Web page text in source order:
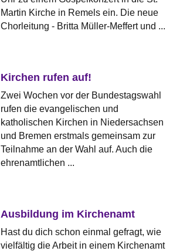
Martin Kirche in Remels ein. Die neue
Chorleitung - Britta Müller-Meffert und ...
Kirchen rufen auf!
Zwei Wochen vor der Bundestagswahl
rufen die evangelischen und
katholischen Kirchen in Niedersachsen
und Bremen erstmals gemeinsam zur
Teilnahme an der Wahl auf. Auch die
ehrenamtlichen ...
Ausbildung im Kirchenamt
Hast du dich schon einmal gefragt, wie
vielfältig die Arbeit in einem Kirchenamt